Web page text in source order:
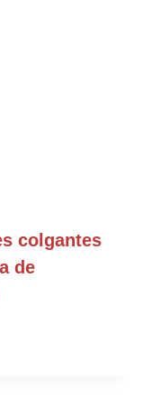
colgantes
de